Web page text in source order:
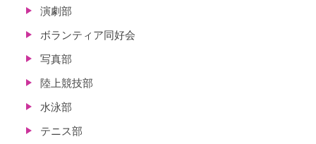
演劇部
ボランティア同好会
写真部
陸上競技部
水泳部
テニス部